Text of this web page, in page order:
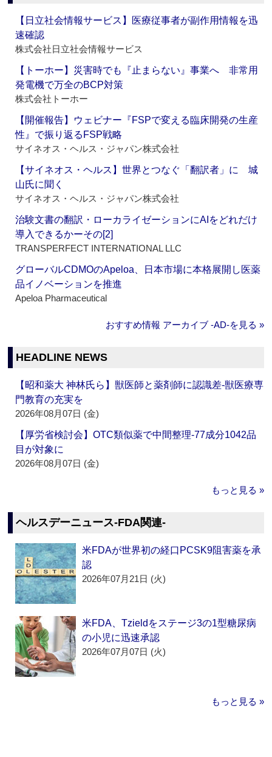
【日立社会情報サービス】医療従事者が副作用情報を迅
速確認
株式会社日立社会情報サービス
【トーホー】災害時でも『止まらない』事業へ 非常用
発電機で万全のBCP対策
株式会社トーホー
【開催報告】ウェビナー『FSPで変える臨床開発の生産
性』で振り返るFSP戦略
サイネオス・ヘルス・ジャパン株式会社
【サイネオス・ヘルス】世界とつなぐ「翻訳者」に 城
山氏に聞く
サイネオス・ヘルス・ジャパン株式会社
治験文書の翻訳・ローカライゼーションにAIをどれだけ
導入できるかーその[2]
TRANSPERFECT INTERNATIONAL LLC
グローバルCDMOのApeloa、日本市場に本格展開し医薬
品イノベーションを推進
Apeloa Pharmaceutical
おすすめ情報 アーカイブ ‐AD‐を見る »
HEADLINE NEWS
【昭和薬大 神林氏ら】獣医師と薬剤師に認識差‐獣医療専
門教育の充実を
2026年08月07日 (金)
【厚労省検討会】OTC類似薬で中間整理‐77成分1042品
目が対象に
2026年08月07日 (金)
もっと見る »
ヘルスデーニュース‐FDA関連‐
米FDAが世界初の経口PCSK9阻害薬を承
認
2026年07月21日 (火)
米FDA、Tzieldをステージ3の1型糖尿病
の小児に迅速承認
2026年07月07日 (火)
もっと見る »